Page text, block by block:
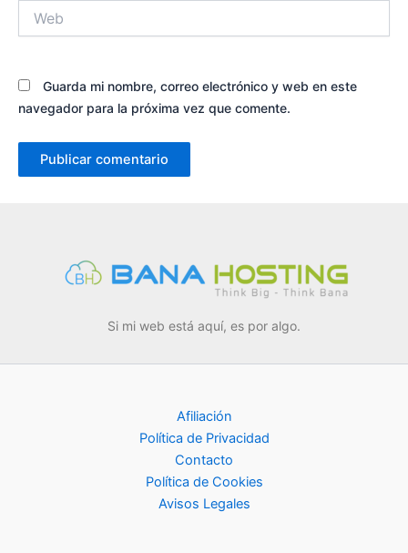
Guarda mi nombre, correo electrónico y web en este
navegador para la próxima vez que comente.
Si mi web está aquí, es por algo.
Afiliación
Política de Privacidad
Contacto
Política de Cookies
Avisos Legales